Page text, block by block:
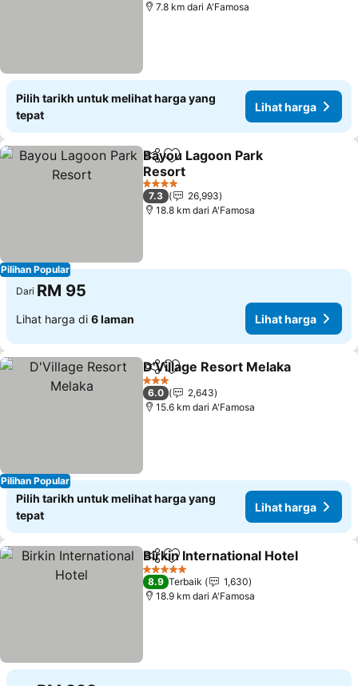
7.8 km dari A'Famosa
Pilih tarikh untuk melihat harga yang
tepat
Lihat harga
Pilihan Popular
KongsiTambah ke favorit
Bayou Lagoon Park
Resort
Lihat harga
4 Bintang
7.3
26,993
18.8 km dari A'Famosa
Dari RM 95
Lihat harga di 6 laman Lihat harga
Pilihan Popular
KongsiTambah ke favorit
D'Village Resort Melaka
3 Bintang
6.0
2,643
15.6 km dari A'Famosa
Pilih tarikh untuk melihat harga yang
tepat
Lihat harga
KongsiTambah ke favorit
Birkin International Hotel
5 Bintang
8.9 Terbaik
1,630
18.9 km dari A'Famosa